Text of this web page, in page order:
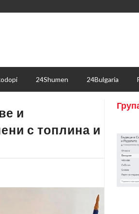
24Shumen 24Bulgaria
и
с топлина и